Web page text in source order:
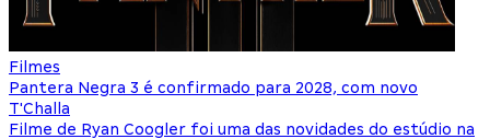
Filmes
Pantera Negra 3 é confirmado para 2028, com novo
T'Challa
Filme de Ryan Coogler foi uma das novidades do estúdio na